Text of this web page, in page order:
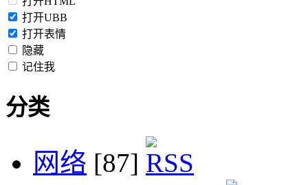
打开UBB
打开表情
隐藏
记住我
分类
网络 [87]